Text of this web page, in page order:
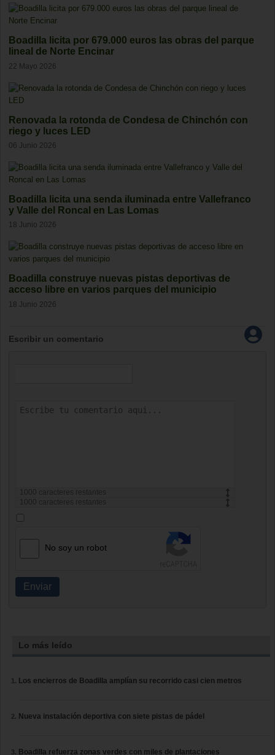
Boadilla licita por 679.000 euros las obras del parque
lineal de Norte Encinar
22 Mayo 2026
Renovada la rotonda de Condesa de Chinchón con
riego y luces LED
06 Junio 2026
Boadilla licita una senda iluminada entre Vallefranco
y Valle del Roncal en Las Lomas
18 Junio 2026
Boadilla construye nuevas pistas deportivas de
acceso libre en varios parques del municipio
18 Junio 2026
Escribir un comentario
caracteres restantes
caracteres restantes
No soy un robot
Enviar
Lo más leído
Los encierros de Boadilla amplían su recorrido casi cien metros
Nueva instalación deportiva con siete pistas de pádel
Boadilla refuerza zonas verdes con miles de plantaciones